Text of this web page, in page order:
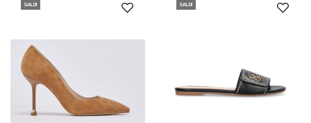
SALDI SALDI